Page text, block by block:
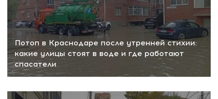
Потоп в Краснодаре после утренней стихии:
какие улицы стоят в воде и где работают
спасатели